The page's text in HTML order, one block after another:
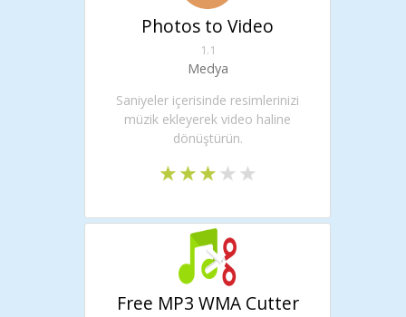
Photos to Video
1.1
Medya
Saniyeler içerisinde resimlerinizi
müzik ekleyerek video haline
dönüştürün.
Free MP3 WMA Cutter